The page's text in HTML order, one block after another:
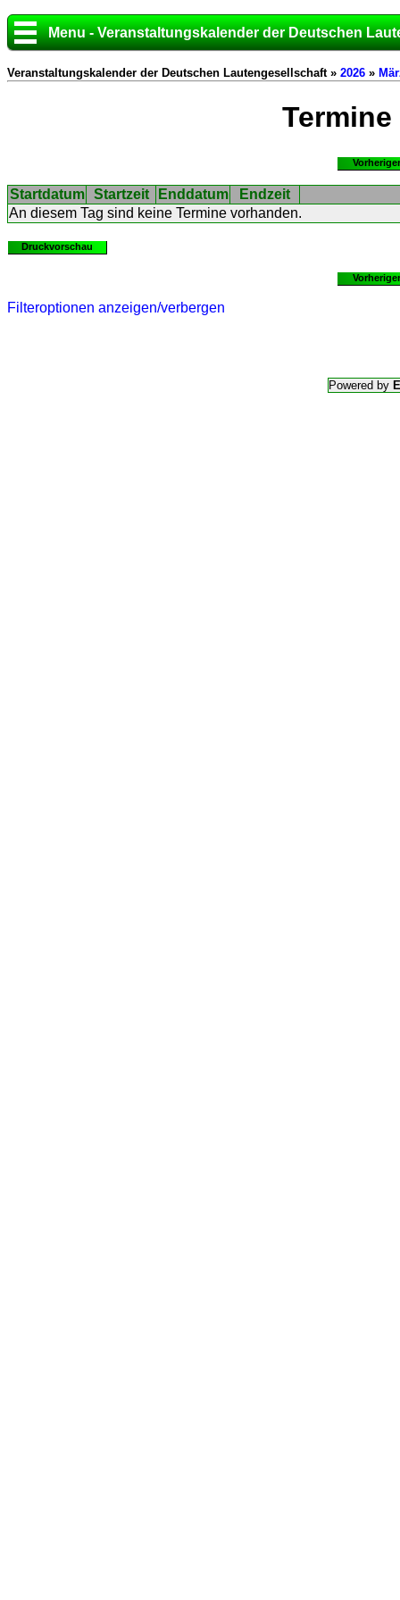
Menu - Veranstaltungskalender der Deutschen
Veranstaltungskalender der Deutschen Lautengesellschaft » 2026 »
Termine
Startdatum Startzeit Enddatum
Endzeit
An diesem Tag sind keine Termine vorhanden.
Druckvorschau
Filteroptionen anzeigen/verbergen
Powered by